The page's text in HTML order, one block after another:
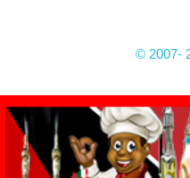
© 2007-